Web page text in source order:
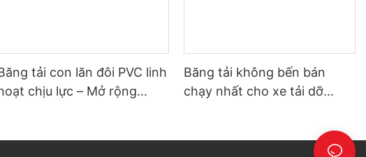
tải con lăn đôi PVC linh
chịu lực – Mở rộng
Băng tải không bến bán
chạy nhất cho xe tải dỡ